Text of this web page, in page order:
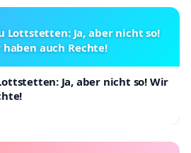
Lottstetten: Ja, aber nicht so!
auch Rechte!
Ja, aber nicht so! Wir